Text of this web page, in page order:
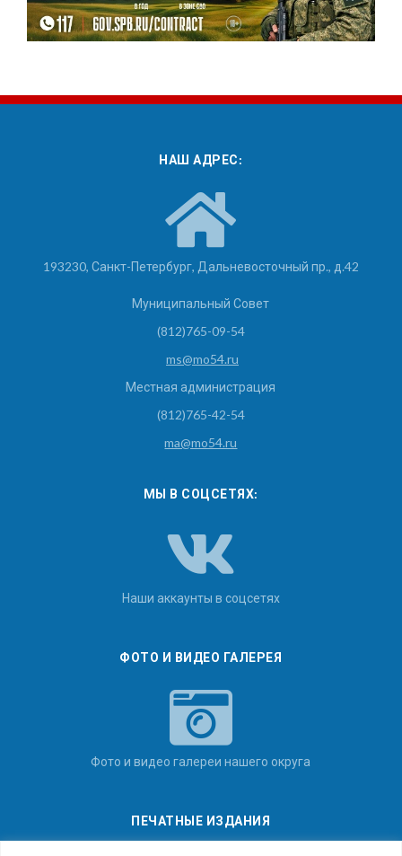
НАШ АДРЕС:
193230, Санкт-Петербург, Дальневосточный пр., д.42
Муниципальный Совет
(812)765-09-54
ms@mo54.ru
Местная администрация
(812)765-42-54
ma@mo54.ru
МЫ В СОЦСЕТЯХ:
Наши аккаунты в соцсетях
ФОТО И ВИДЕО ГАЛЕРЕЯ
Фото и видео галереи нашего округа
ПЕЧАТНЫЕ ИЗДАНИЯ